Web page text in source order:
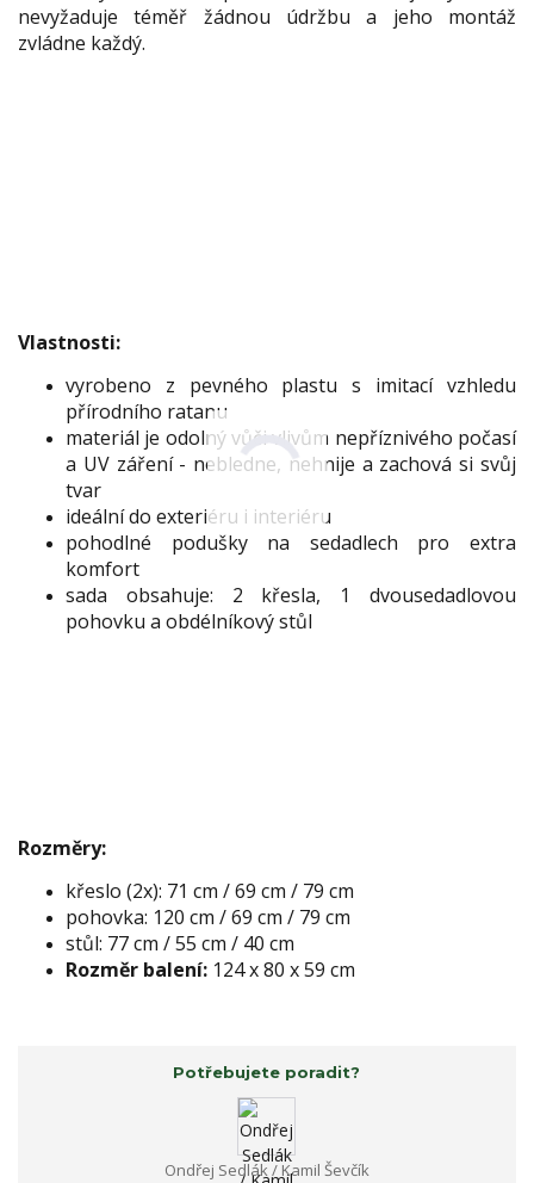
nevyžaduje téměř žádnou údržbu a jeho montáž
zvládne každý.
Vlastnosti:
vyrobeno z pevného plastu s imitací vzhledu
přírodního ratanu
materiál je odolný vůči vlivům nepříznivého počasí
a UV záření - nebledne, nehnije a zachová si svůj
tvar
ideální do exteriéru i interiéru
pohodlné podušky na sedadlech pro extra
komfort
sada obsahuje: 2 křesla, 1 dvousedadlovou
pohovku a obdélníkový stůl
Rozměry:
křeslo (2x): 71 cm / 69 cm / 79 cm
pohovka: 120 cm / 69 cm / 79 cm
stůl: 77 cm / 55 cm / 40 cm
Rozměr balení: 124 x 80 x 59 cm
Potřebujete poradit?
Ondřej Sedlák / Kamil Ševčík